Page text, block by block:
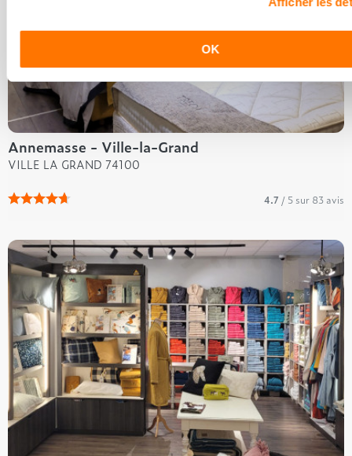
OK
Annemasse - Ville-la-Grand
VILLE LA GRAND 74100
4.7 / 5 sur 83 avis